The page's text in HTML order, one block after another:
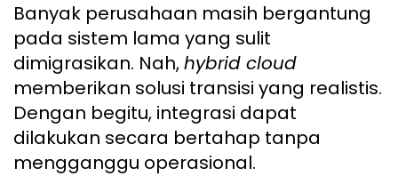
Banyak perusahaan masih bergantung
pada sistem lama yang sulit
dimigrasikan. Nah,hybrid cloud
memberikan solusi transisi yang realistis.
Dengan begitu, integrasi dapat
dilakukan secara bertahap tanpa
mengganggu operasional.